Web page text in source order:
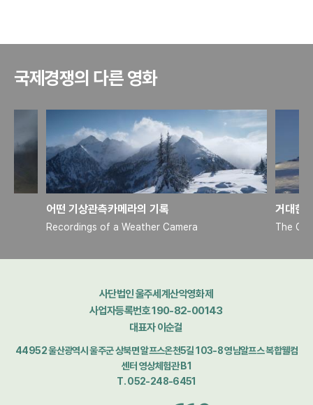
국제경쟁의 다른 영화
어떤 기상관측카메라의 기록
Recordings of a Weather Camera
거대한
The
사단법인 울주세계산악영화제
사업자등록번호 190-82-00143
대표자 이순걸
44952 울산광역시 울주군 상북면 알프스온천5길 103-8 영남알프스 복합웰컴
센터 영상체험관 B1
T. 052-248-6451